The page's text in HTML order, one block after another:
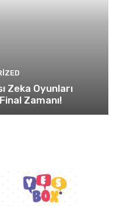
Zeka Oyunları
Zamanı!